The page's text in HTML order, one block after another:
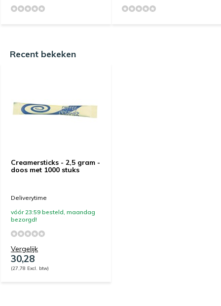
Recent bekeken
Creamersticks - 2,5 gram -
doos met 1000 stuks
Deliverytime
vóór 23:59 besteld, maandag
bezorgd!
Vergelijk
30,28
(27,78 Excl. btw)